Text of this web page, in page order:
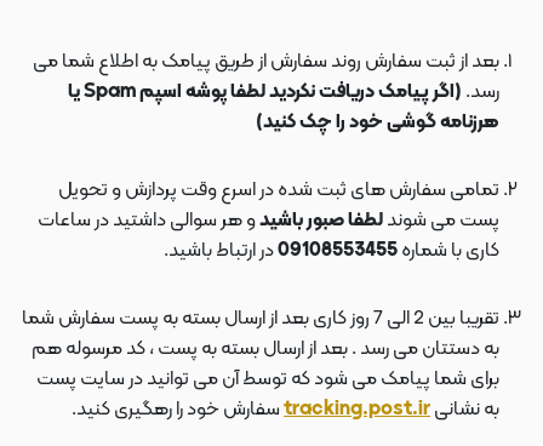
بعد از ثبت سفارش روند سفارش از طریق پیامک به اطلاع شما می
رسد.
(اگر پیامک دریافت نکردید لطفا پوشه اسپم Spam یا
هرزنامه گوشی خود را چک کنید)
تمامی سفارش های ثبت شده در اسرع وقت پردازش و تحویل
پست می شوندلطفا صبور باشیدو هر سوالی داشتید در ساعات
کاری با شماره
در ارتباط باشید.
تقریبا بین 2 الی 7 روز کاری بعد از ارسال بسته به پست سفارش شما
به دستتان می رسد . بعد از ارسال بسته به پست ، کد مرسوله هم
برای شما پیامک می شود که توسط آن می توانید در سایت پست
به نشانیtracking.post.irسفارش خود را رهگیری کنید.